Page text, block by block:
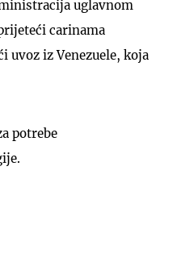
uglavnom
carinama
uvoz iz Venezuele, koja
potrebe